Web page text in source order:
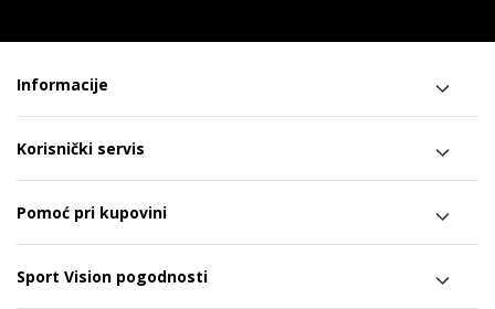
Informacije
Korisnički servis
Pomoć pri kupovini
Sport Vision pogodnosti